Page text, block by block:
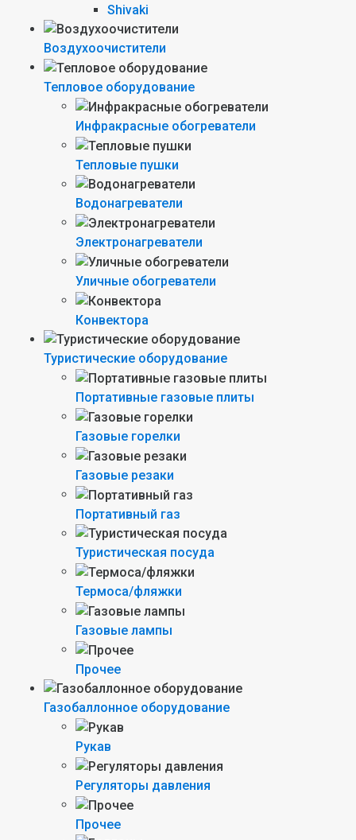
Shivaki
Воздухоочистители
Тепловое оборудование
Инфракрасные обогреватели
Тепловые пушки
Водонагреватели
Электронагреватели
Уличные обогреватели
Конвектора
Туристические оборудование
Портативные газовые плиты
Газовые горелки
Газовые резаки
Портативный газ
Туристическая посуда
Термоса/фляжки
Газовые лампы
Прочее
Газобаллонное оборудование
Рукав
Регуляторы давления
Прочее